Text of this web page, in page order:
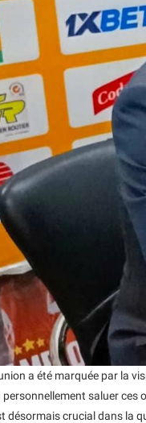
a été marquée par la
personnellement saluer ces
désormais crucial dans la